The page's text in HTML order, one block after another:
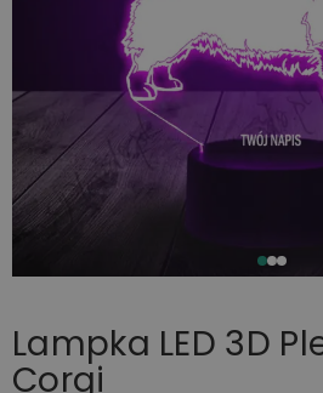
Lampka LED 3D
Corgi